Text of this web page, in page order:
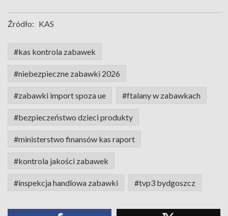
Źródło: KAS
#kas kontrola zabawek
#niebezpieczne zabawki 2026
#zabawki import spoza ue #ftalany w zabawkach
#bezpieczeństwo dzieci produkty
#ministerstwo finansów kas raport
#kontrola jakości zabawek
#inspekcja handlowa zabawki #tvp3 bydgoszcz